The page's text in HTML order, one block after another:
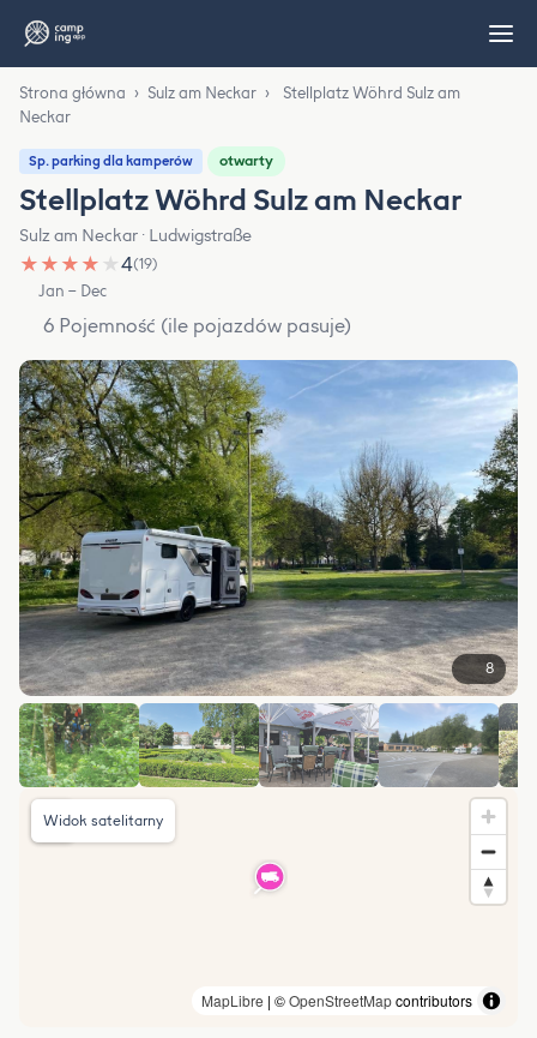
Strona główna › Sulz am Neckar ›
Stellplatz Wöhrd Sulz am
Neckar
Sp. parking dla kamperów otwarty
Stellplatz Wöhrd Sulz am Neckar
Sulz am Neckar · Ludwigstraße
★ ★ ★ ★ ★4(19)
Jan – Dec
6 Pojemność (ile pojazdów pasuje)
8
MapLibre | ©OpenStreetMapcontributors
Widok satelitarny